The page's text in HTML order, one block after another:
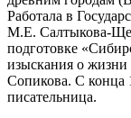
Работала в
М.Е. Салтыкова-
подготовке
изыскания о жизни
Сопикова. С конца
писательница.